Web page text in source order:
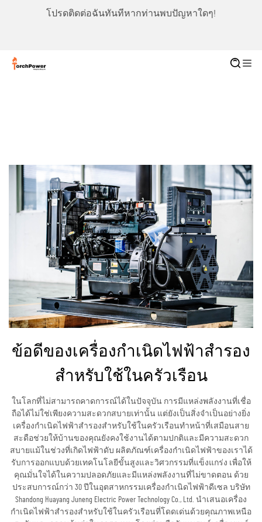
โปรดติดต่อฉันทันทีหากท่านพบปัญหาใดๆ!
ข้อดีของเครื่องกำเนิดไฟฟ้าสำรอง
สำหรับใช้ในครัวเรือน
ในโลกที่ไม่สามารถคาดการณ์ได้ในปัจจุบัน การมีแหล่งพลังงานที่เชื่อ
ถือได้ไม่ใช่เพียงความสะดวกสบายเท่านั้น แต่ยังเป็นสิ่งจำเป็นอย่างยิ่ง
เครื่องกำเนิดไฟฟ้าสำรองสำหรับใช้ในครัวเรือนทำหน้าที่เสมือนสาย
สะดือช่วยให้บ้านของคุณยังคงใช้งานได้ตามปกติและมีความสะดวก
สบายแม้ในช่วงที่เกิดไฟฟ้าดับ ผลิตภัณฑ์เครื่องกำเนิดไฟฟ้าของเราได้
รับการออกแบบด้วยเทคโนโลยีขั้นสูงและวิศวกรรมที่แข็งแกร่ง เพื่อให้
คุณมั่นใจได้ในความปลอดภัยและมีแหล่งพลังงานที่ไม่ขาดตอน ด้วย
ประสบการณ์กว่า 30 ปีในอุตสาหกรรมเครื่องกำเนิดไฟฟ้าดีเซล บริษัท
Shandong Huayang Juneng Electric Power Technology Co., Ltd. นำเสนอเครื่อง
กำเนิดไฟฟ้าสำรองสำหรับใช้ในครัวเรือนที่โดดเด่นด้วยคุณภาพเหนือ